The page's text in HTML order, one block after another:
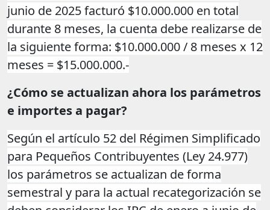
junio de 2025 facturó $10.000.000 en total
durante 8 meses, la cuenta debe realizarse de
la siguiente forma: $10.000.000 / 8 meses x 12
meses = $15.000.000.-
¿Cómo se actualizan ahora los parámetros
e importes a pagar?
Según el artículo 52 del Régimen Simplificado
para Pequeños Contribuyentes (Ley 24.977)
los parámetros se actualizan de forma
semestral y para la actual recategorización se